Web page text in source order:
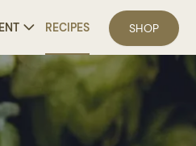
RECIPES SHOP